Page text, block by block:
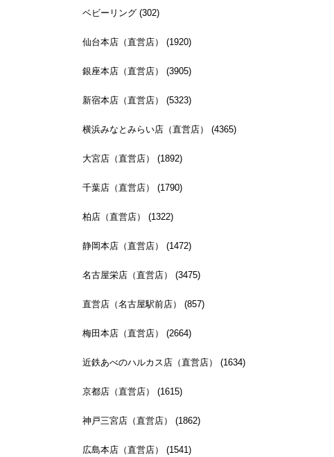
ベビーリング (302)
仙台本店（直営店） (1920)
銀座本店（直営店） (3905)
新宿本店（直営店） (5323)
横浜みなとみらい店（直営店） (4365)
大宮店（直営店） (1892)
千葉店（直営店） (1790)
柏店（直営店） (1322)
静岡本店（直営店） (1472)
名古屋栄店（直営店） (3475)
直営店（名古屋駅前店） (857)
梅田本店（直営店） (2664)
近鉄あべのハルカス店（直営店） (1634)
京都店（直営店） (1615)
神戸三宮店（直営店） (1862)
広島本店（直営店） (1541)